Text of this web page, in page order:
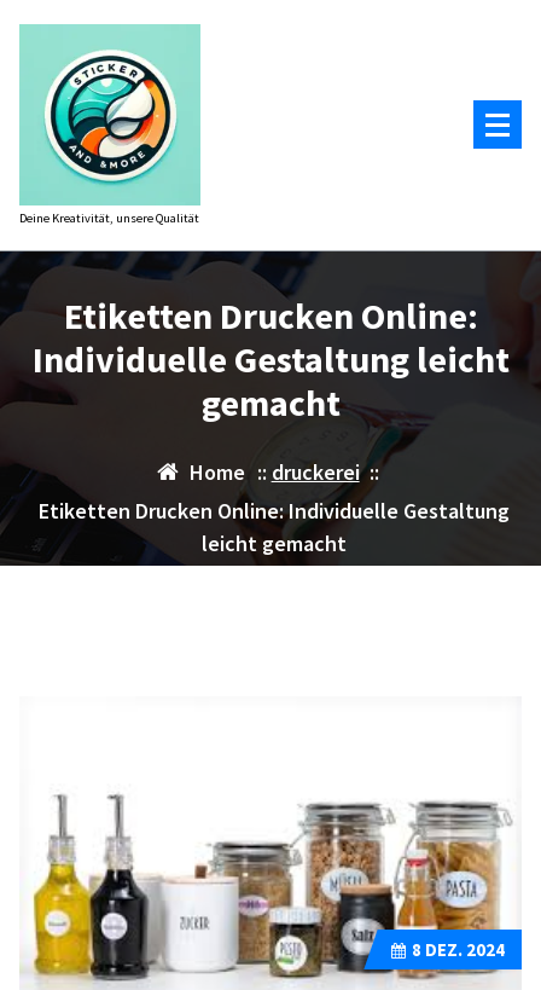
springen
Deine Kreativität, unsere Qualität
Etiketten Drucken Online:
Individuelle Gestaltung leicht
gemacht
Home :: druckerei::
Etiketten Drucken Online: Individuelle Gestaltung
leicht gemacht
8 DEZ. 2024